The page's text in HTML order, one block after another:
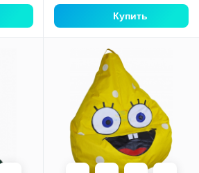
Купить